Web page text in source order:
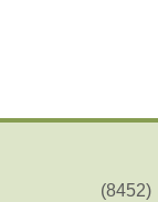
(8452)